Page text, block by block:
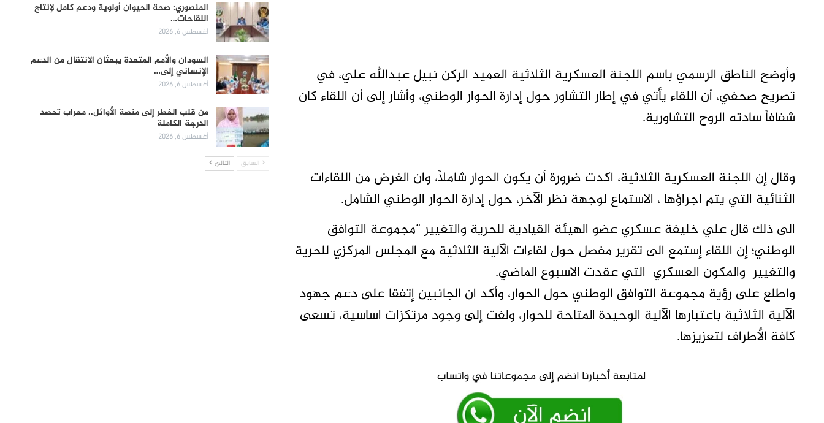
وأوضح الناطق الرسمي باسم اللجنة العسكرية الثلاثية العميد الركن نبيل عبدالله علي، في
تصريح صحفي، أن اللقاء يأتي في إطار التشاور حول إدارة الحوار الوطني، وأشار إلى أن اللقاء كان
شفافاً سادته الروح التشاورية.
وقال إن اللجنة العسكرية الثلاثية، اكدت ضرورة أن يكون الحوار شاملاً، وان الغرض من اللقاءات
الثنائية التي يتم اجراؤها ، الاستماع لوجهة نظر الآخر، حول إدارة الحوار الوطني الشامل.
الى ذلك قال علي خليفة عسكري عضو الهيئة القيادية للحرية والتغيير “مجموعة التوافق
الوطني؛ إن اللقاء إستمع الى تقرير مفصل حول لقاءات الآلية الثلاثية مع المجلس المركزي للحرية
والتغيير والمكون العسكري التي عقدت الاسبوع الماضي.
واطلع على رؤية مجموعة التوافق الوطني حول الحوار، وأكد ان الجانبين إتفقا على دعم جهود
الآلية الثلاثية باعتبارها الآلية الوحيدة المتاحة للحوار، ولفت إلى وجود مرتكزات اساسية، تسعى
كافة الأطراف لتعزيزها.
المنصوري: صحة الحيوان أولوية ودعم كامل لإنتاج
اللقاحات…
أغسطس 6, 2026
السودان والأمم المتحدة يبحثان الانتقال من الدعم
الإنساني إلى…
أغسطس 6, 2026
من قلب الخطر إلى منصة الأوائل.. محراب تحصد
الدرجة الكاملة
أغسطس 6, 2026
السابق التالي